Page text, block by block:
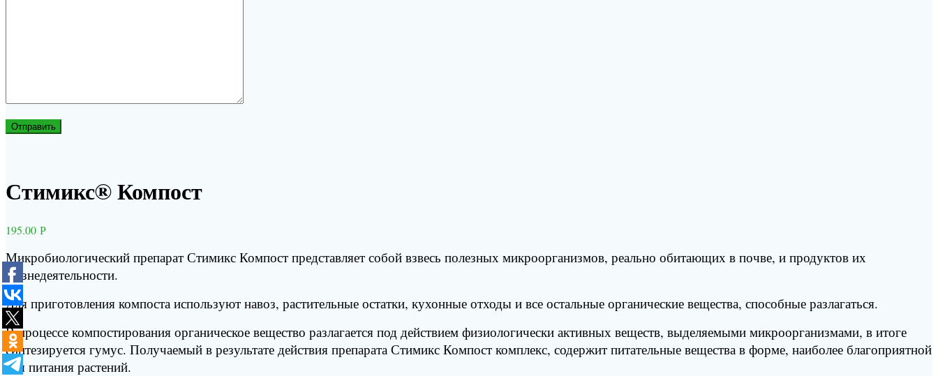
Стимикс® Компост
195.00 Р
Микробиологический препарат Стимикс Компост представляет собой взвесь полезных микроорганизмов, реально обитающих в почве, и продуктов их
жизнедеятельности.
Для приготовления компоста используют навоз, растительные остатки, кухонные отходы и все остальные органические вещества, способные разлагаться.
В процессе компостирования органическое вещество разлагается под действием физиологически активных веществ, выделяемыми микроорганизмами, в итоге
синтезируется гумус. Получаемый в результате действия препарата Стимикс Компост комплекс, содержит питательные вещества в форме, наиболее благоприятной
для питания растений.